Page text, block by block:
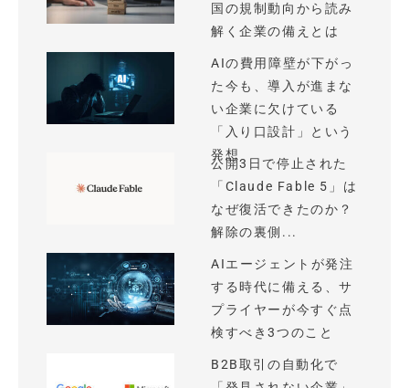
国の規制動向から読み
解く企業の備えとは
AIの費用障壁が下がっ
た今も、導入が進まな
い企業に欠けている
「入り口設計」という
発想
公開3日で停止された
「Claude Fable 5」は
なぜ復活できたのか？
解除の裏側...
AIエージェントが発注
する時代に備える、サ
プライヤーが今すぐ点
検すべき3つのこと
B2B取引の自動化で